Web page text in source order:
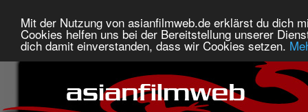
Mit der Nutzung von asianfilmweb.de erklärst du dich
Cookies helfen uns bei der Bereitstellung unserer
dich damit einverstanden, dass wir Cookies setzen.